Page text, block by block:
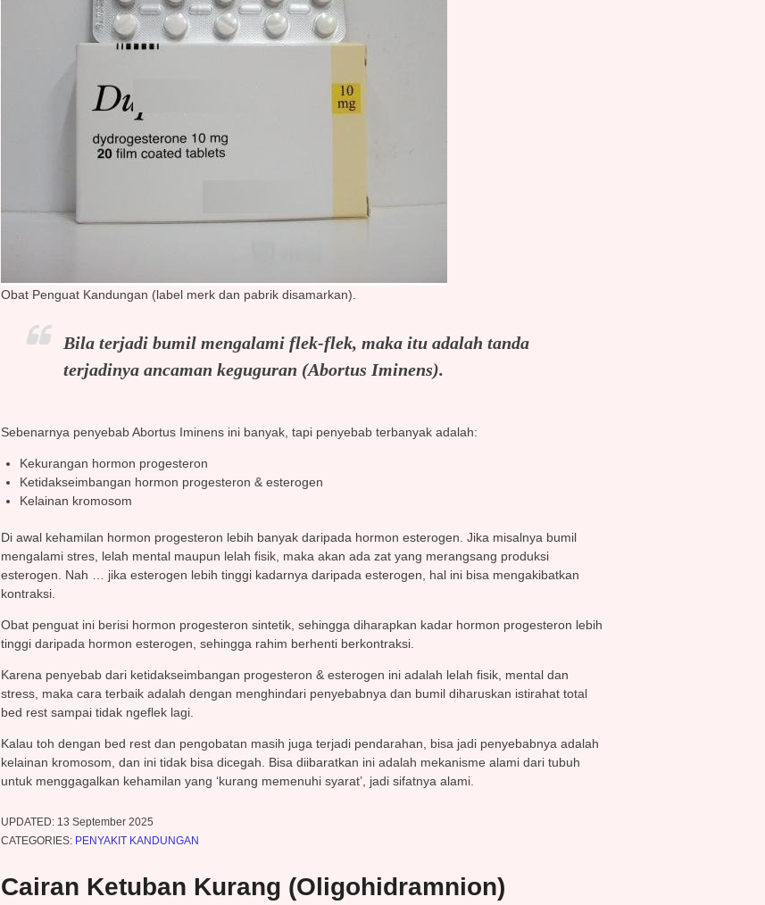
Obat Penguat Kandungan (label merk dan pabrik disamarkan).
Bila terjadi bumil mengalami flek-flek, maka itu adalah tanda
terjadinya ancaman keguguran (Abortus Iminens).
Sebenarnya penyebab Abortus Iminens ini banyak, tapi penyebab terbanyak adalah:
Kekurangan hormon progesteron
Ketidakseimbangan hormon progesteron & esterogen
Kelainan kromosom
Di awal kehamilan hormon progesteron lebih banyak daripada hormon esterogen. Jika misalnya bumil
mengalami stres, lelah mental maupun lelah fisik, maka akan ada zat yang merangsang produksi
esterogen. Nah … jika esterogen lebih tinggi kadarnya daripada esterogen, hal ini bisa mengakibatkan
kontraksi.
Obat penguat ini berisi hormon progesteron sintetik, sehingga diharapkan kadar hormon progesteron lebih
tinggi daripada hormon esterogen, sehingga rahim berhenti berkontraksi.
Karena penyebab dari ketidakseimbangan progesteron & esterogen ini adalah lelah fisik, mental dan
stress, maka cara terbaik adalah dengan menghindari penyebabnya dan bumil diharuskan istirahat total
bed rest sampai tidak ngeflek lagi.
Kalau toh dengan bed rest dan pengobatan masih juga terjadi pendarahan, bisa jadi penyebabnya adalah
kelainan kromosom, dan ini tidak bisa dicegah. Bisa diibaratkan ini adalah mekanisme alami dari tubuh
untuk menggagalkan kehamilan yang ‘kurang memenuhi syarat’, jadi sifatnya alami.
UPDATED: 13 September 2025
CATEGORIES: PENYAKIT KANDUNGAN
Cairan Ketuban Kurang (Oligohidramnion)